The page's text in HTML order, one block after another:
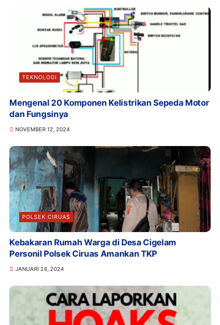
TEKNOLOGI
Mengenal 20 Komponen Kelistrikan Sepeda Motor
dan Fungsinya
NOVEMBER 12, 2024
POLSEK CIRUAS
Kebakaran Rumah Warga di Desa Cigelam
Personil Polsek Ciruas Amankan TKP
JANUARI 24, 2024